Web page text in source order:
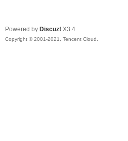
Powered by Discuz! X3.4
Copyright © 2001-2021, Tencent Cloud.